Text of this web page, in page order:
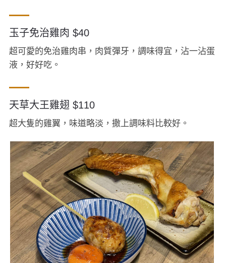
玉子免治雞肉 $40
超可愛的免治雞肉串，肉質彈牙，調味得宜，沾一沾蛋
液，好好吃。
天草大王雞翅 $110
超大隻的雞翼，味道略淡，撒上調味料比較好。